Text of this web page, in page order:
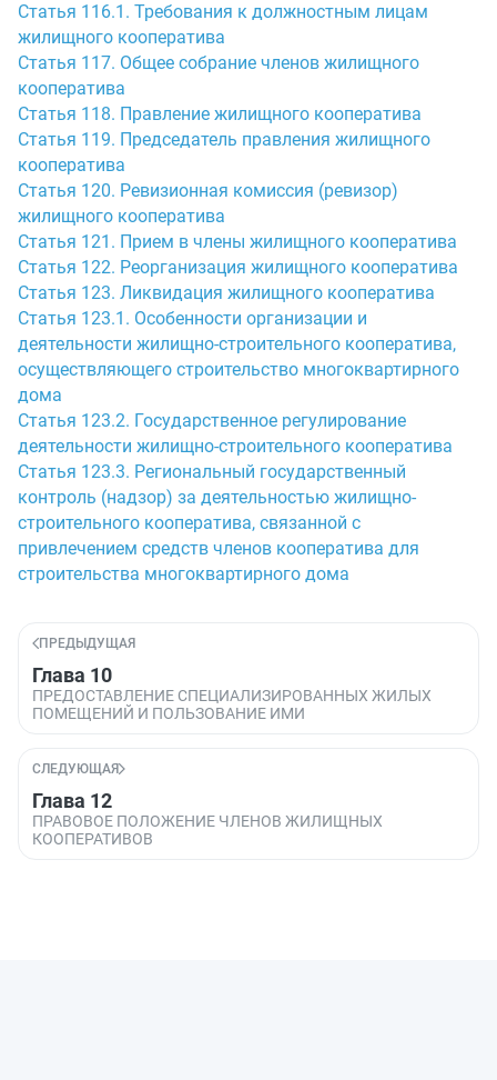
Статья 116.1. Требования к должностным лицам
жилищного кооператива
Статья 117. Общее собрание членов жилищного
кооператива
Статья 118. Правление жилищного кооператива
Статья 119. Председатель правления жилищного
кооператива
Статья 120. Ревизионная комиссия (ревизор)
жилищного кооператива
Статья 121. Прием в члены жилищного кооператива
Статья 122. Реорганизация жилищного кооператива
Статья 123. Ликвидация жилищного кооператива
Статья 123.1. Особенности организации и
деятельности жилищно-строительного кооператива,
осуществляющего строительство многоквартирного
дома
Статья 123.2. Государственное регулирование
деятельности жилищно-строительного кооператива
Статья 123.3. Региональный государственный
контроль (надзор) за деятельностью жилищно-
строительного кооператива, связанной с
привлечением средств членов кооператива для
строительства многоквартирного дома
ПРЕДЫДУЩАЯ
Глава 10
ПРЕДОСТАВЛЕНИЕ СПЕЦИАЛИЗИРОВАННЫХ ЖИЛЫХ
ПОМЕЩЕНИЙ И ПОЛЬЗОВАНИЕ ИМИ
СЛЕДУЮЩАЯ
Глава 12
ПРАВОВОЕ ПОЛОЖЕНИЕ ЧЛЕНОВ ЖИЛИЩНЫХ
КООПЕРАТИВОВ